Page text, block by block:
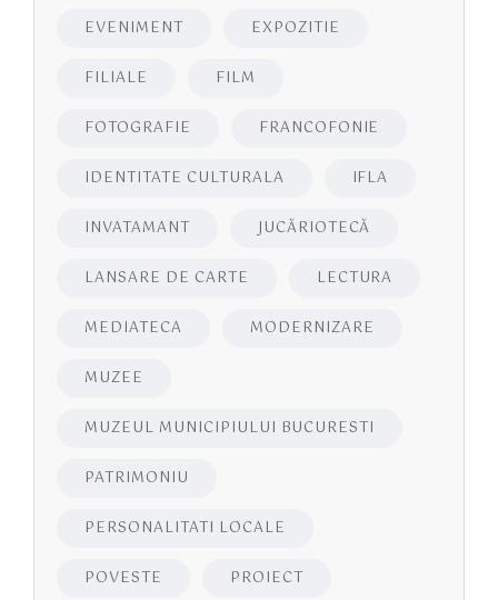
EVENIMENT EXPOZITIE
FILIALE FILM
FOTOGRAFIE FRANCOFONIE
IDENTITATE CULTURALA IFLA
INVATAMANT JUCĂRIOTECĂ
LANSARE DE CARTE LECTURA
MEDIATECA MODERNIZARE
MUZEE
MUZEUL MUNICIPIULUI BUCURESTI
PATRIMONIU
PERSONALITATI LOCALE
POVESTE PROIECT